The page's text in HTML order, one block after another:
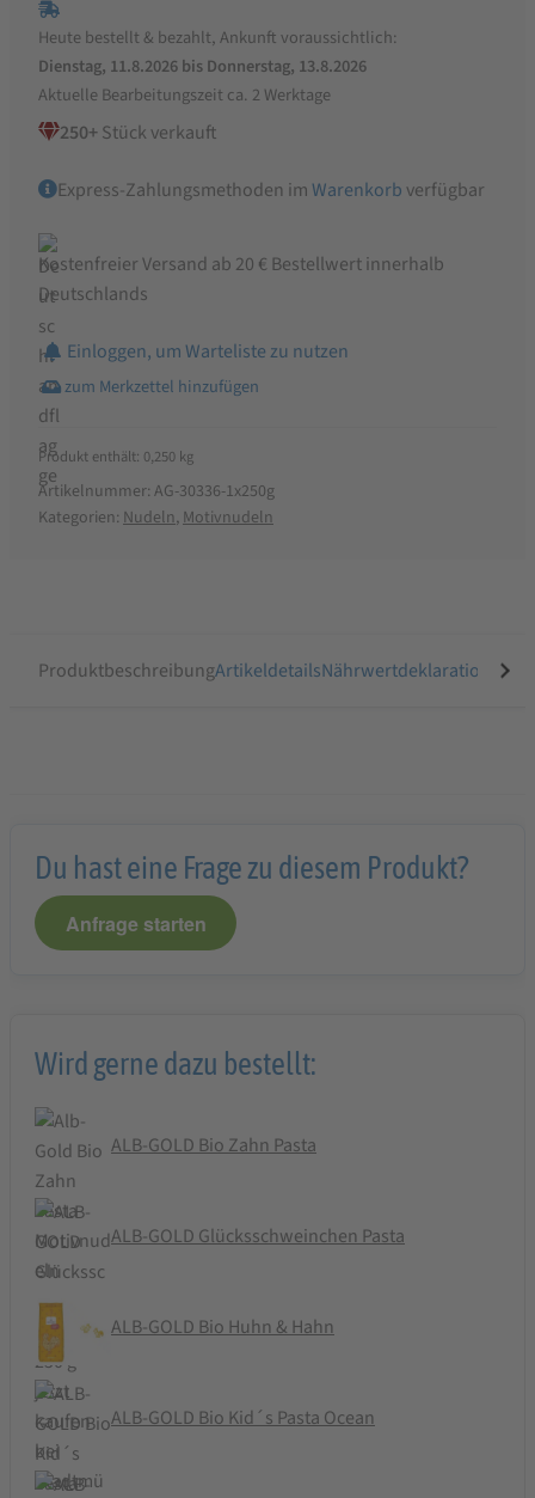
Pasta
Menge
Heute bestellt & bezahlt, Ankunft voraussichtlich:
Dienstag, 11.8.2026 bis Donnerstag, 13.8.2026
Aktuelle Bearbeitungszeit ca. 2 Werktage
250+Stück verkauft
Express-Zahlungsmethoden imWarenkorb verfügbar
Kostenfreier Versand ab 20 € Bestellwert innerhalb
Deutschlands
Einloggen, um Warteliste zu nutzen
Produkt enthält: 0,250 kg
Artikelnummer: AG-30336-1x250g
Kategorien: Nudeln,Motivnudeln
ProduktbeschreibungArtikeldetailsNährwertdeklaration
Du hast eine Frage zu diesem Produkt?
Anfrage starten
Wird gerne dazu bestellt:
ALB-GOLD Bio Zahn Pasta
ALB-GOLD Glücksschweinchen Pasta
ALB-GOLD Bio Huhn & Hahn
ALB-GOLD Bio Kid´s Pasta Ocean